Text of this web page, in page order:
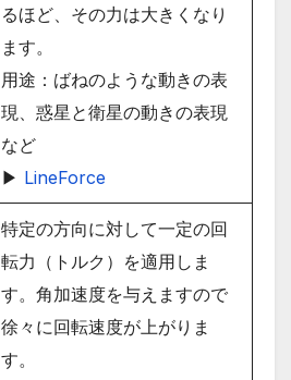
るほど、その力は大きくなり
ます。
用途：ばねのような動きの表
現、惑星と衛星の動きの表現
など
▶ LineForce
特定の方向に対して一定の回
転力（トルク）を適用しま
す。角加速度を与えますので
徐々に回転速度が上がりま
す。